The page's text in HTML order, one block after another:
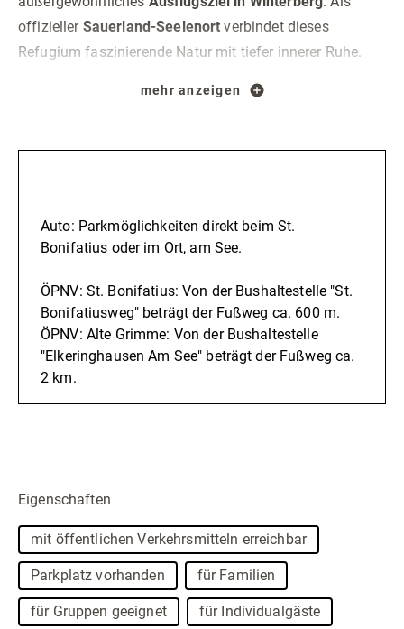
offizieller Sauerland-Seelenort verbindet dieses
Refugium faszinierende Natur mit tiefer innerer Ruhe.
Entdecke auf der malerischenGipfeltour Elkeringhausen
Sauerlanderreichst du die Bildungsstätte St. Bonifatius.
Hier laden dich eine kleine Kapelle, die bekannte
Verweilen ein. Entfliehe dem Alltag, atme tief durch und
sammle neue Kraft!
Die Geschichte des Seelenortes von Michael Gleich und
weitere nützliche Informationen findest du unter
www.sauerland-seelenorte.de
mehr anzeigen
Auto: Parkmöglichkeiten direkt beim St.
Bonifatius oder im Ort, am See.
ÖPNV: St. Bonifatius: Von der Bushaltestelle "St.
Bonifatiusweg" beträgt der Fußweg ca. 600 m.
ÖPNV: Alte Grimme: Von der Bushaltestelle
"Elkeringhausen Am See" beträgt der Fußweg ca.
2 km.
Eigenschaften
mit öffentlichen Verkehrsmitteln erreichbar
Parkplatz vorhanden für Familien
für Gruppen geeignet für Individualgäste